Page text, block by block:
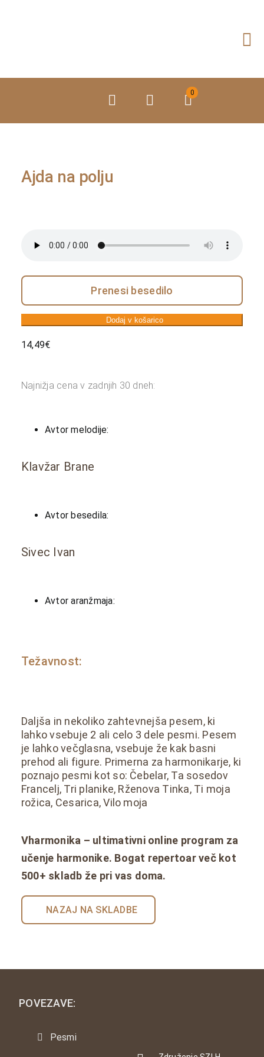
0
Ajda na polju
Prenesi besedilo
Dodaj v košarico
14,49€
Najnižja cena v zadnjih 30 dneh:
Avtor melodije:
Klavžar Brane
Avtor besedila:
Sivec Ivan
Avtor aranžmaja:
Težavnost:
Daljša in nekoliko zahtevnejša pesem, ki
lahko vsebuje 2 ali celo 3 dele pesmi. Pesem
je lahko večglasna, vsebuje že kak basni
prehod ali figure. Primerna za harmonikarje, ki
poznajo pesmi kot so: Čebelar, Ta sosedov
Francelj, Tri planike, Rženova Tinka, Ti moja
rožica, Cesarica, Vilo moja
Vharmonika – ultimativni online program za
učenje harmonike. Bogat repertoar več kot
500+ skladb že pri vas doma.
NAZAJ NA SKLADBE
POVEZAVE:
Pesmi